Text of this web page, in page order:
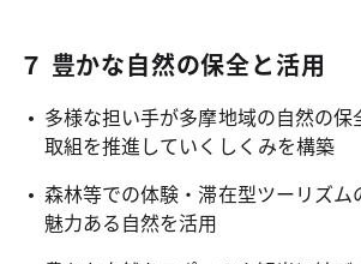
７ 豊かな自然の保全と活用
多様な担い手が多摩地域の自然の保
取組を推進していくしくみを構築
森林等での体験・滞在型ツーリズム
魅力ある自然を活用